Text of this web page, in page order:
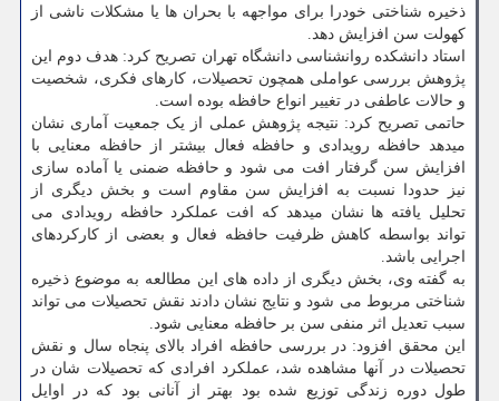
ذخیره شناختی خودرا برای مواجهه با بحران ها یا مشکلات ناشی از
کهولت سن افزایش دهد.
استاد دانشکده روانشناسی دانشگاه تهران تصریح کرد: هدف دوم این
پژوهش بررسی عواملی همچون تحصیلات، کارهای فکری، شخصیت
و حالات عاطفی در تغییر انواع حافظه بوده است.
حاتمی تصریح کرد: نتیجه پژوهش عملی از یک جمعیت آماری نشان
میدهد حافظه رویدادی و حافظه فعال بیشتر از حافظه معنایی با
افزایش سن گرفتار افت می شود و حافظه ضمنی یا آماده سازی
نیز حدودا نسبت به افزایش سن مقاوم است و بخش دیگری از
تحلیل یافته ها نشان میدهد که افت عملکرد حافظه رویدادی می
تواند بواسطه کاهش ظرفیت حافظه فعال و بعضی از کارکردهای
اجرایی باشد.
به گفته وی، بخش دیگری از داده های این مطالعه به موضوع ذخیره
شناختی مربوط می شود و نتایج نشان دادند نقش تحصیلات می تواند
سبب تعدیل اثر منفی سن بر حافظه معنایی شود.
این محقق افزود: در بررسی حافظه افراد بالای پنجاه سال و نقش
تحصیلات در آنها مشاهده شد، عملکرد افرادی که تحصیلات شان در
طول دوره زندگی توزیع شده بود بهتر از آنانی بود که در اوایل